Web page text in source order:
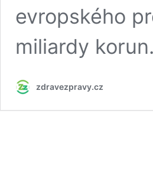
evropského
miliardy
zdravezpravy.cz